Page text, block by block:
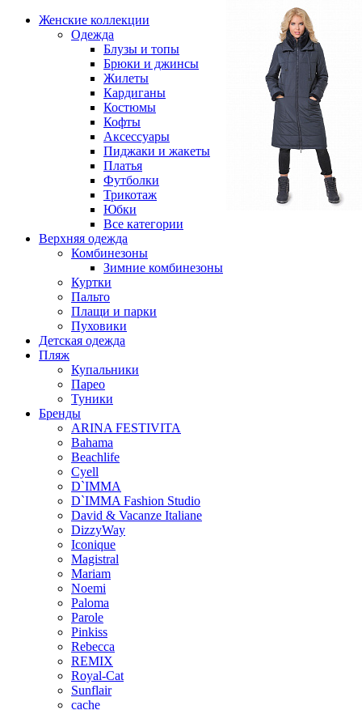
Женские коллекции
Одежда
Блузы и топы
Брюки и джинсы
Жилеты
Кардиганы
Костюмы
Кофты
Аксессуары
Пиджаки и жакеты
Платья
Футболки
Трикотаж
Юбки
Все категории
Верхняя одежда
Комбинезоны
Зимние комбинезоны
Куртки
Пальто
Плащи и парки
Пуховики
Детская одежда
Пляж
Купальники
Парео
Туники
Бренды
ARINA FESTIVITA
Bahama
Beachlife
Cyell
D`IMMA
D`IMMA Fashion Studio
David & Vacanze Italiane
DizzyWay
Iconique
Magistral
Mariam
Noemi
Paloma
Parole
Pinkiss
Rebecca
REMIX
Royal-Cat
Sunflair
cache